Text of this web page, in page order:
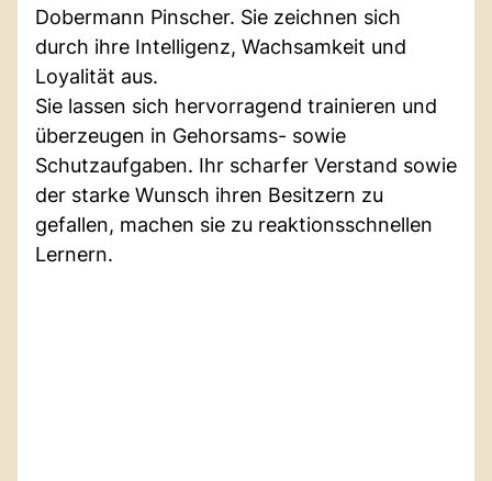
Dobermann Pinscher. Sie zeichnen sich
durch ihre Intelligenz, Wachsamkeit und
Loyalität aus.
Sie lassen sich hervorragend trainieren und
überzeugen in Gehorsams- sowie
Schutzaufgaben. Ihr scharfer Verstand sowie
der starke Wunsch ihren Besitzern zu
gefallen, machen sie zu reaktionsschnellen
Lernern.